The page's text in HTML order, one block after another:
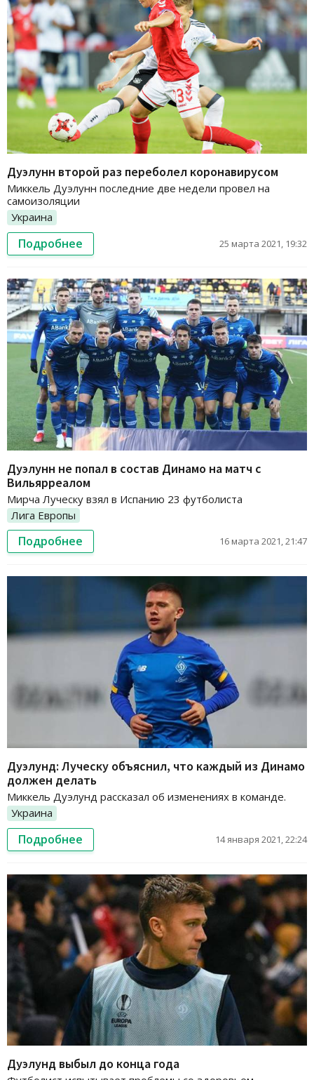
Дуэлунн второй раз переболел коронавирусом
Миккель Дуэлунн последние две недели провел на
самоизоляции
Украина
Подробнее 25 марта 2021, 19:32
Дуэлунн не попал в состав Динамо на матч с
Вильярреалом
Мирча Луческу взял в Испанию 23 футболиста
Лига Европы
Подробнее 16 марта 2021, 21:47
Дуэлунд: Луческу объяснил, что каждый из Динамо
должен делать
Миккель Дуэлунд рассказал об изменениях в команде.
Украина
Подробнее 14 января 2021, 22:24
Дуэлунд выбыл до конца года